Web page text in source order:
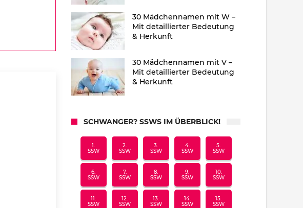
30 Mädchennamen mit W –
Mit detaillierter Bedeutung
& Herkunft
30 Mädchennamen mit V –
Mit detaillierter Bedeutung
& Herkunft
SCHWANGER? SSWS IM ÜBERBLICK!
1.
SSW
2.
SSW
3.
SSW
4.
SSW
5.
SSW
6.
SSW
7.
SSW
8.
SSW
9.
SSW
10.
SSW
11.
SSW
12.
SSW
13.
SSW
14.
SSW
15.
SSW